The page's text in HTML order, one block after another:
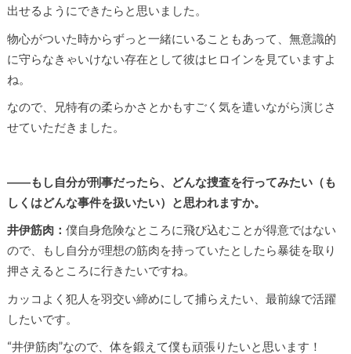
出せるようにできたらと思いました。
物心がついた時からずっと一緒にいることもあって、無意識的
に守らなきゃいけない存在として彼はヒロインを見ていますよ
ね。
なので、兄特有の柔らかさとかもすごく気を遣いながら演じさ
せていただきました。
――もし自分が刑事だったら、どんな捜査を行ってみたい（も
しくはどんな事件を扱いたい）と思われますか。
井伊筋肉： 僕自身危険なところに飛び込むことが得意ではない
ので、もし自分が理想の筋肉を持っていたとしたら暴徒を取り
押さえるところに行きたいですね。
カッコよく犯人を羽交い締めにして捕らえたい、最前線で活躍
したいです。
“井伊筋肉”なので、体を鍛えて僕も頑張りたいと思います！